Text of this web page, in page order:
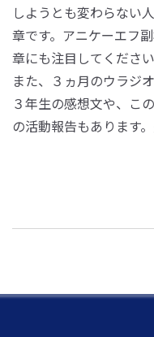
しようとも変わらない
章です。アニケーエフ
章にも注目してください
また、３ヵ月のウラジ
３年生の感想文や、こ
の活動報告もあります